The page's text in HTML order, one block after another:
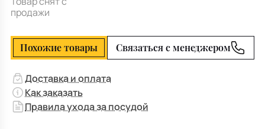
продажи
Похожие товары Связаться с менеджером
Доставка и оплата
Как заказать
Правила ухода за посудой